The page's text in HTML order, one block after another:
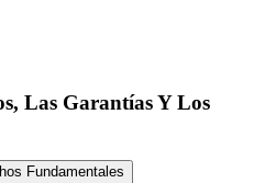
Las Garantías Y Los
Fundamentales